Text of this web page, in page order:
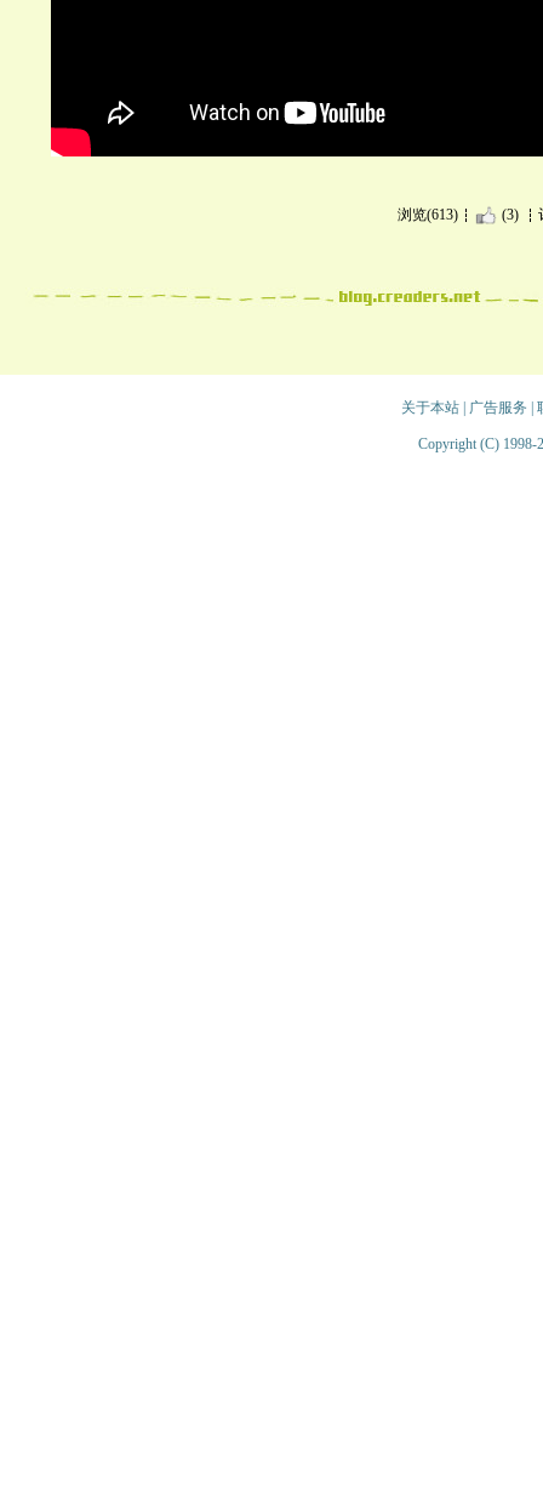
浏览(613) (3)
关于本站| 广告服务
Copyright (C) 1998-